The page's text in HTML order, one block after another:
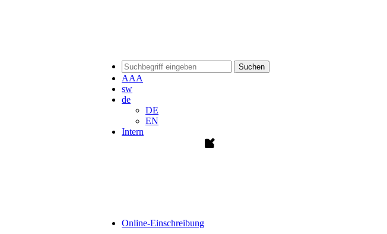
Suchen
AAA
sw
de
DE
EN
Intern
Online-Einschreibung